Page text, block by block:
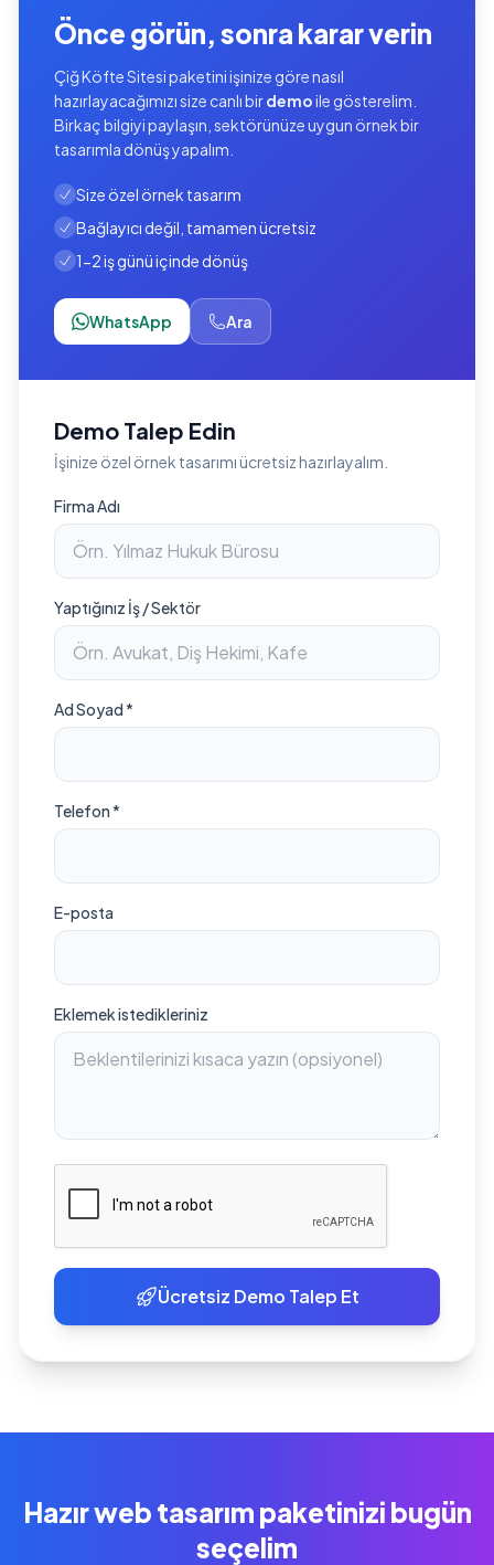
Önce görün, sonra karar verin
Çiğ Köfte Sitesi paketini işinize göre nasıl
hazırlayacağımızı size canlı birdemoile gösterelim.
Birkaç bilgiyi paylaşın, sektörünüze uygun örnek bir
tasarımla dönüş yapalım.
Size özel örnek tasarım
Bağlayıcı değil, tamamen ücretsiz
1-2 iş günü içinde dönüş
WhatsApp Ara
Demo Talep Edin
İşinize özel örnek tasarımı ücretsiz hazırlayalım.
Firma Adı
Yaptığınız İş / Sektör
Ad Soyad *
Telefon *
E-posta
Eklemek istedikleriniz
Ücretsiz Demo Talep Et
Hazır web tasarım paketinizi bugün
seçelim